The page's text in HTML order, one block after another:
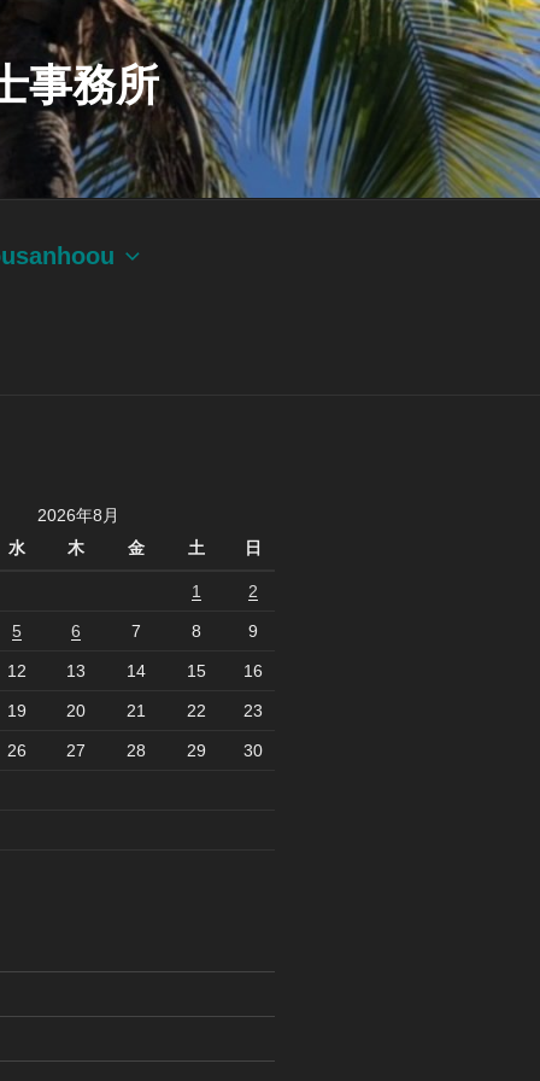
事務所
2026年8月
水
木 金 土 日
1 2
5 6 7 8 9
12 13 14 15 16
19 20 21 22 23
26 27 28 29 30